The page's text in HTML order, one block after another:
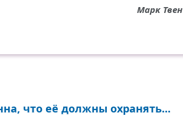
Марк Твен
что её должны охранять...